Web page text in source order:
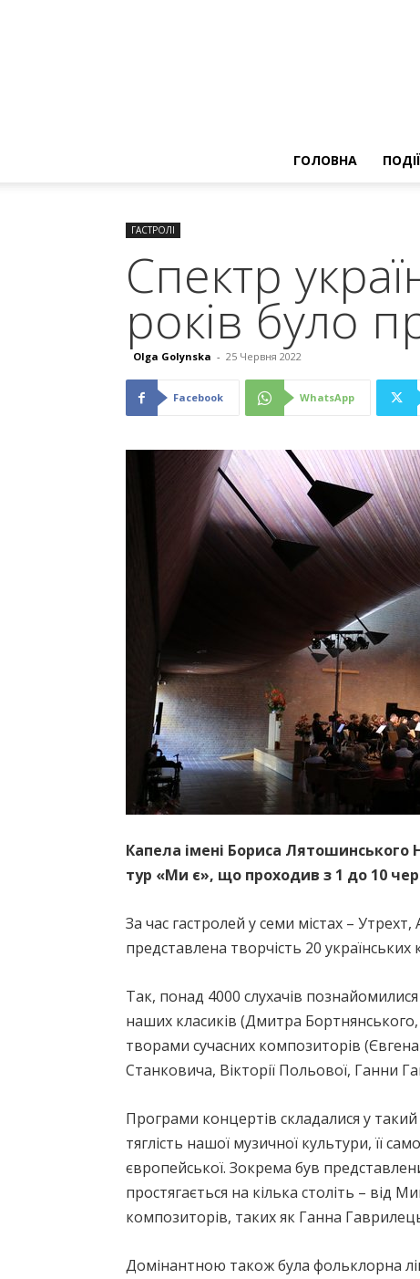
ГОЛОВНА ПОДІЇ
ГАСТРОЛІ
Спектр
років було
Olga Golynska - 25 Червня 2022
Facebook WhatsApp
Капела імені Бориса Лятошинського
тур «Ми є», що проходив з 1 до 10
За час гастролей у семи містах –
представлена творчість 20 українських
Так, понад 4000 слухачів
наших класиків (Дмитра
творами сучасних композиторів
Станковича, Вікторії Польової, Ганни
Програми концертів складалися у
тяглість нашої музичної культури, її
європейської. Зокрема був
простягається на кілька століть – від
композиторів, таких як Ганна
Домінантною також була фольклорна